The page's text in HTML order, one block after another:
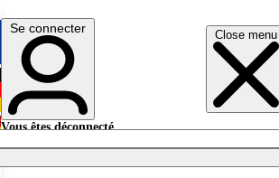
Close menu
English
Deutsch
Se connecter
Vous êtes déconnecté.